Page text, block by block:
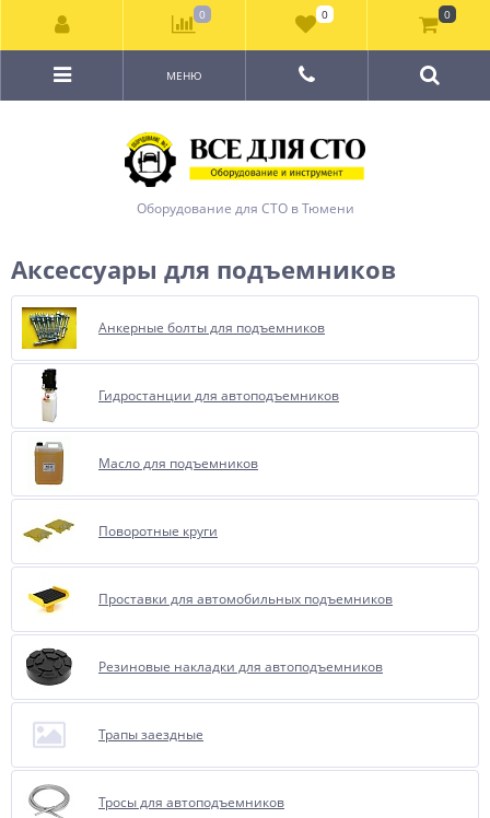
Оборудование для СТО в Тюмени
МЕНЮ
Аксессуары для подъемников
Анкерные болты для подъемников
Гидростанции для автоподъемников
Масло для подъемников
Поворотные круги
Проставки для автомобильных подъемников
Резиновые накладки для автоподъемников
Трапы заездные
Тросы для автоподъемников
0 0 0